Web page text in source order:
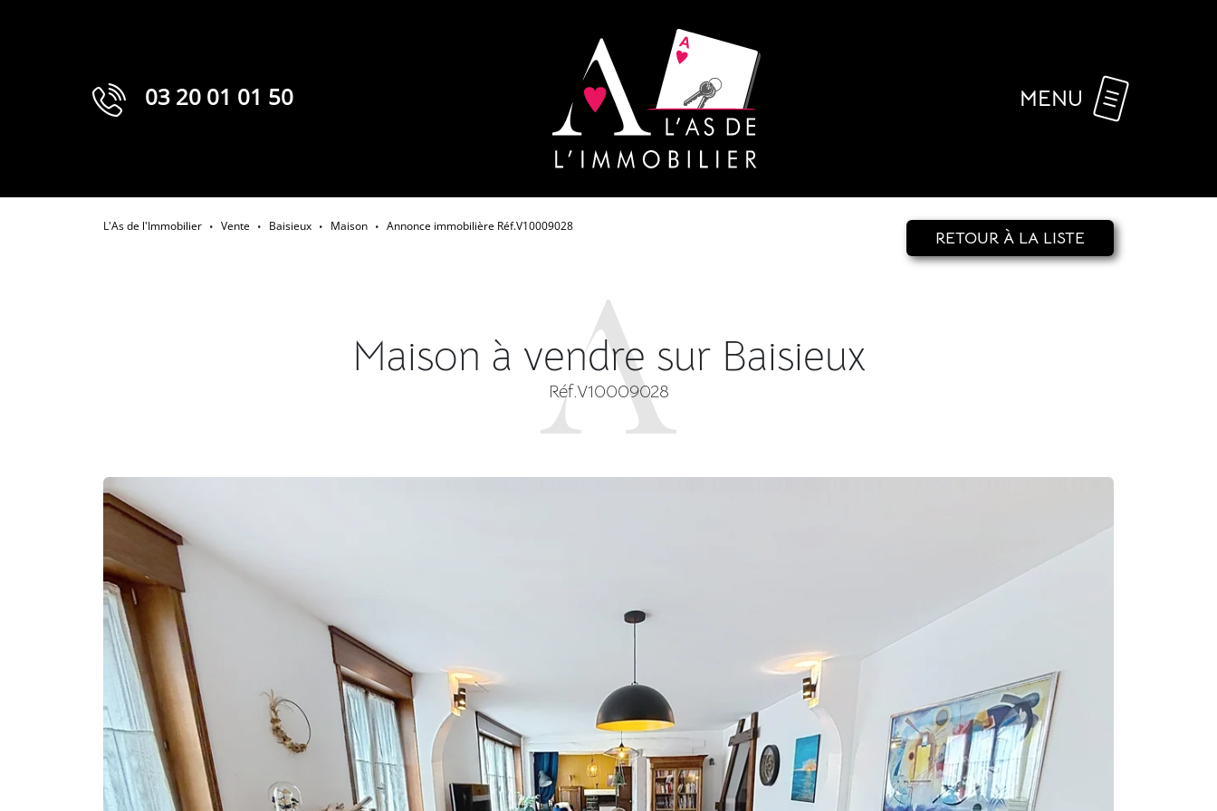
03 20 01 01 50 MENU
L'As de l'Immobilier • Vente • Baisieux • Maison • Annonce immobilière Réf.V10009028
RETOUR À LA LISTE
Maison à vendre sur Baisieux
Réf.V10009028